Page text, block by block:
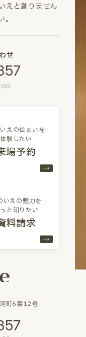
えと創りません
せ
えの住まいを
体験したい
場予約
いえの魅力を
と知りたい
料請求
町6番12号